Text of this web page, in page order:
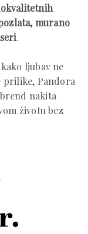
murano
.
ljubav ne
prilike, Pandora
nakita
životu bez